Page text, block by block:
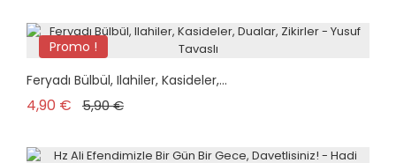
Promo !
Feryadı Bülbül, Ilahiler, Kasideler,...
4,90 € Prix de base
5,90 €Prix